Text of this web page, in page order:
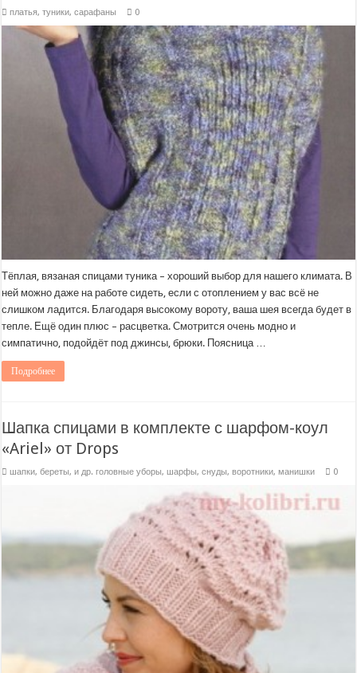
платья, туники, сарафаны 0
Тёплая, вязаная спицами туника – хороший выбор для нашего климата. В
ней можно даже на работе сидеть, если с отоплением у вас всё не
слишком ладится. Благодаря высокому вороту, ваша шея всегда будет в
тепле. Ещё один плюс – расцветка. Смотрится очень модно и
симпатично, подойдёт под джинсы, брюки. Поясница …
Подробнее
Шапка спицами в комплекте с шарфом-коул
«Ariel» от Drops
шапки, береты, и др. головные уборы,шарфы, снуды, воротники, манишки 0